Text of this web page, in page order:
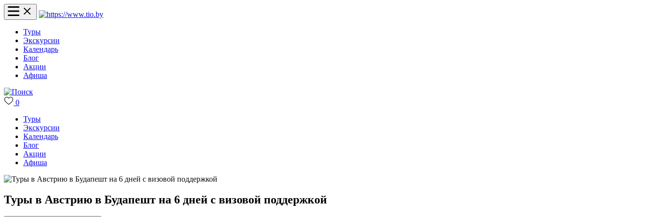
Туры
Экскурсии
Календарь
Блог
Акции
Афиша
0
Туры
Экскурсии
Календарь
Блог
Акции
Афиша
Туры в Австрию в Будапешт на 6 дней с визовой поддержкой